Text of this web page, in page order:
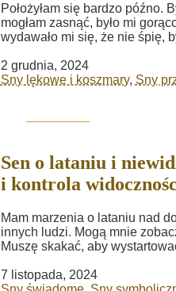
Położyłam się bardzo późno.
mogłam zasnąć, było mi
wydawało mi się, że nie śpię,
2 grudnia, 2024
Sny lękowe i koszmary, Sny
Sen o lataniu i
i kontrola
Mam marzenia o lataniu nad
innych ludzi. Mogą mnie
Muszę skakać, aby
7 listopada, 2024